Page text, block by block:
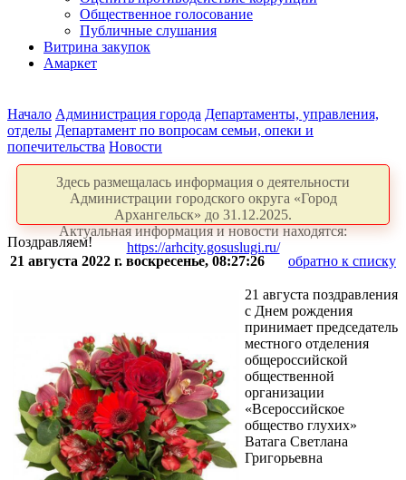
Общественное голосование
Публичные слушания
Витрина закупок
Амаркет
Начало Администрация города Департаменты, управления,
отделы Департамент по вопросам семьи, опеки и
попечительства Новости
Здесь размещалась информация о деятельности
Администрации городского округа «Город
Архангельск» до 31.12.2025.
Актуальная информация и новости находятся:
https://arhcity.gosuslugi.ru/
Поздравляем!
21 августа 2022 г. воскресенье, 08:27:26
обратно к списку
21 августа поздравления
с Днем рождения
принимает председатель
местного отделения
общероссийской
общественной
организации
«Всероссийское
общество глухих»
Ватага Светлана
Григорьевна